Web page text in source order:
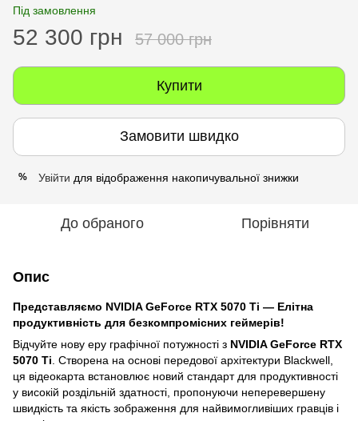
Під замовлення
52 300 грн 57 000 грн
Купити
Замовити швидко
% Увійти для відображення накопичувальної знижки
До обраного Порівняти
Опис
Представляємо NVIDIA GeForce RTX 5070 Ti — Елітна
продуктивність для безкомпромісних геймерів!
Відчуйте нову еру графічної потужності з NVIDIA GeForce RTX
5070 Ti . Створена на основі передової архітектури Blackwell,
ця відеокарта встановлює новий стандарт для продуктивності
у високій роздільній здатності, пропонуючи неперевершену
швидкість та якість зображення для найвимогливіших гравців і